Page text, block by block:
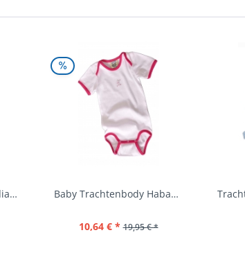
Kinder Trachtenhemd Ilias giftgrün langarm... Baby Trachtenbody Habach weiß/pink Isar Trachten
10,64 € * 19,95 € *